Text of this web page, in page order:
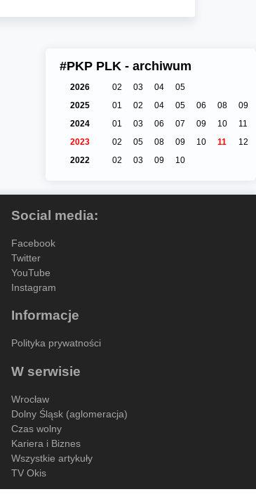
#PKP PLK - archiwum
2026 02 03 04
05
2025
01 02 04 05 06 08
09
2024
01 03 06 07 09 10
11
2023
02 05 08 09 10 11
12
2022
02 03 09 10
Social media:
Facebook
Twitter
YouTube
Instagram
Informacje
Polityka prywatności
W serwisie
Wrocław
Dolny Śląsk (aglomeracja)
Czas wolny
Kariera i Biznes
Wszystkie artykuły
TV Okis